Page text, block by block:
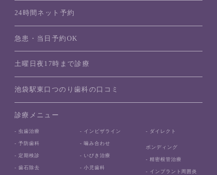
24時間ネット予約
急患・当日予約OK
土曜日夜17時まで診療
池袋駅東口つのり歯科の口コミ
診療メニュー
- 虫歯治療
- 予防歯科
- 定期検診
- 歯石除去
- インビザライン
- 噛み合わせ
- いびき治療
- 小児歯科
- ダイレクト
ボンディング
- 精密根管治療
- インプラント周囲炎